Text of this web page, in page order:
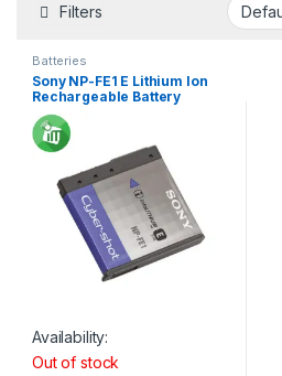
Filters
Batteries
Sony NP-FE1 E Lithium Ion
Rechargeable Battery
Availability:
Out of stock